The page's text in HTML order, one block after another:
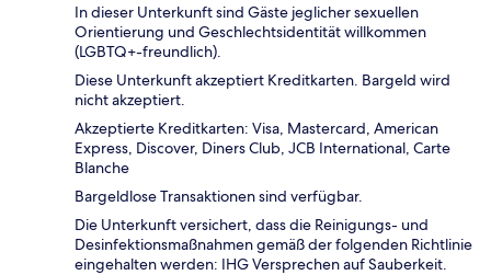
In dieser Unterkunft sind Gäste jeglicher sexuellen
Orientierung und Geschlechtsidentität willkommen
(LGBTQ+-freundlich).
Diese Unterkunft akzeptiert Kreditkarten. Bargeld wird
nicht akzeptiert.
Akzeptierte Kreditkarten: Visa, Mastercard, American
Express, Discover, Diners Club, JCB International, Carte
Blanche
Bargeldlose Transaktionen sind verfügbar.
Die Unterkunft versichert, dass die Reinigungs- und
Desinfektionsmaßnahmen gemäß der folgenden Richtlinie
eingehalten werden: IHG Versprechen auf Sauberkeit.